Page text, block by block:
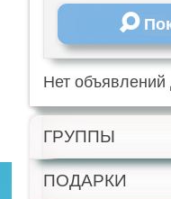
Нет
ГРУППЫ
ПОДАРКИ